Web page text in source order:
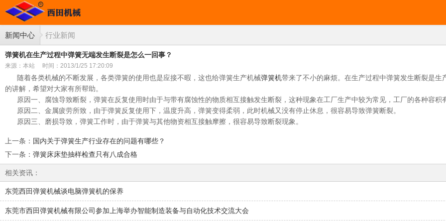
新闻中心 行业新闻
弹簧机在生产过程中弹簧无端发生断裂是怎么一回事？
来源：本站 时间：2013/1/25 17:20:09
随着各类机械的不断发展，各类弹簧的使用也是应接不暇，这也给弹簧生产机械弹簧机带来了不小的麻烦。在生产过程中弹簧发生断裂是
的讲解，希望对大家有所帮助。
原因一、腐蚀导致断裂，弹簧在反复使用时由于与带有腐蚀性的物质相互接触发生断裂，这种现象在工厂生产中较为常见，工厂的各种容积
原因二、金属疲劳所致，由于弹簧反复使用下，温度升高，弹簧变得柔弱，此时机械又没有停止休息，很容易导致弹簧断裂。
原因三、磨损导致，弹簧工作时，由于弹簧与其他物资相互接触摩擦，很容易导致断裂现象。
上一条 ： 国内关于弹簧生产行业存在的问题有哪些？
下一条 ： 弹簧床床垫抽样检查只有八成合格
相关资讯：
东莞西田弹簧机械谈电脑弹簧机的保养
东莞市西田弹簧机械有限公司参加上海举办智能制造装备与自动化技术交流大会